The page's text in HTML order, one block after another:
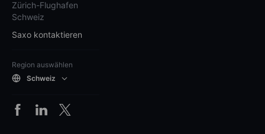
Zürich-Flughafen
Schweiz
Saxo kontaktieren
Region auswählen
Schweiz